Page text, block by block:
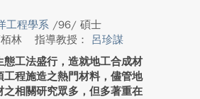
工程學系 /96/ 碩士
林
指導教授： 呂珍謀
態工法盛行，造就地工合成材
工程施造之熱門材料，儘管地
之相關研究眾多，但多著重在